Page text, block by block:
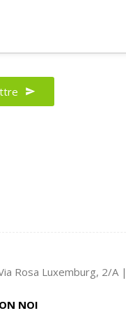
Rosa Luxemburg, 2/A
NOI